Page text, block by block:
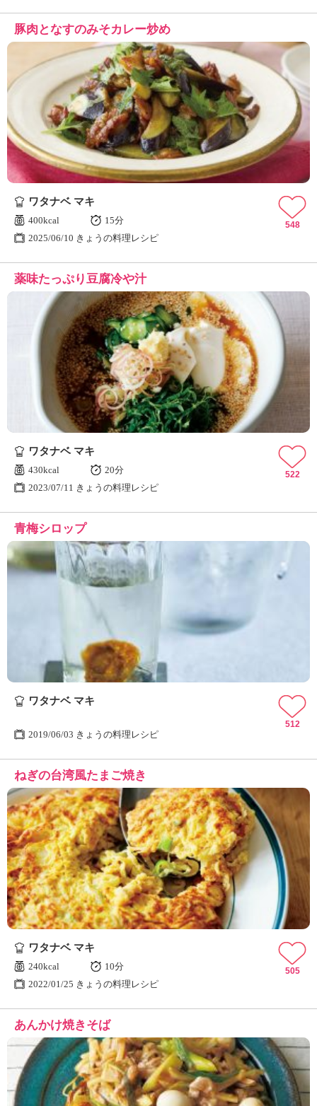
豚肉となすのみそカレー炒め
ワタナベ マキ
400kcal
15分
2025/06/10 きょうの料理レシピ
548
薬味たっぷり豆腐冷や汁
ワタナベ マキ
430kcal
20分
2023/07/11 きょうの料理レシピ
522
青梅シロップ
ワタナベ マキ
2019/06/03 きょうの料理レシピ
512
ねぎの台湾風たまご焼き
ワタナベ マキ
240kcal
10分
2022/01/25 きょうの料理レシピ
505
あんかけ焼きそば